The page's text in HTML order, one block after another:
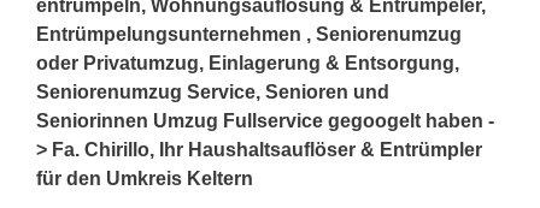
entrümpeln, Wohnungsauflösung & Entrümpeler,
Entrümpelungsunternehmen , Seniorenumzug
oder Privatumzug, Einlagerung & Entsorgung,
Seniorenumzug Service, Senioren und
Seniorinnen Umzug Fullservice gegoogelt haben -
> Fa. Chirillo, Ihr Haushaltsauflöser & Entrümpler
für den Umkreis Keltern